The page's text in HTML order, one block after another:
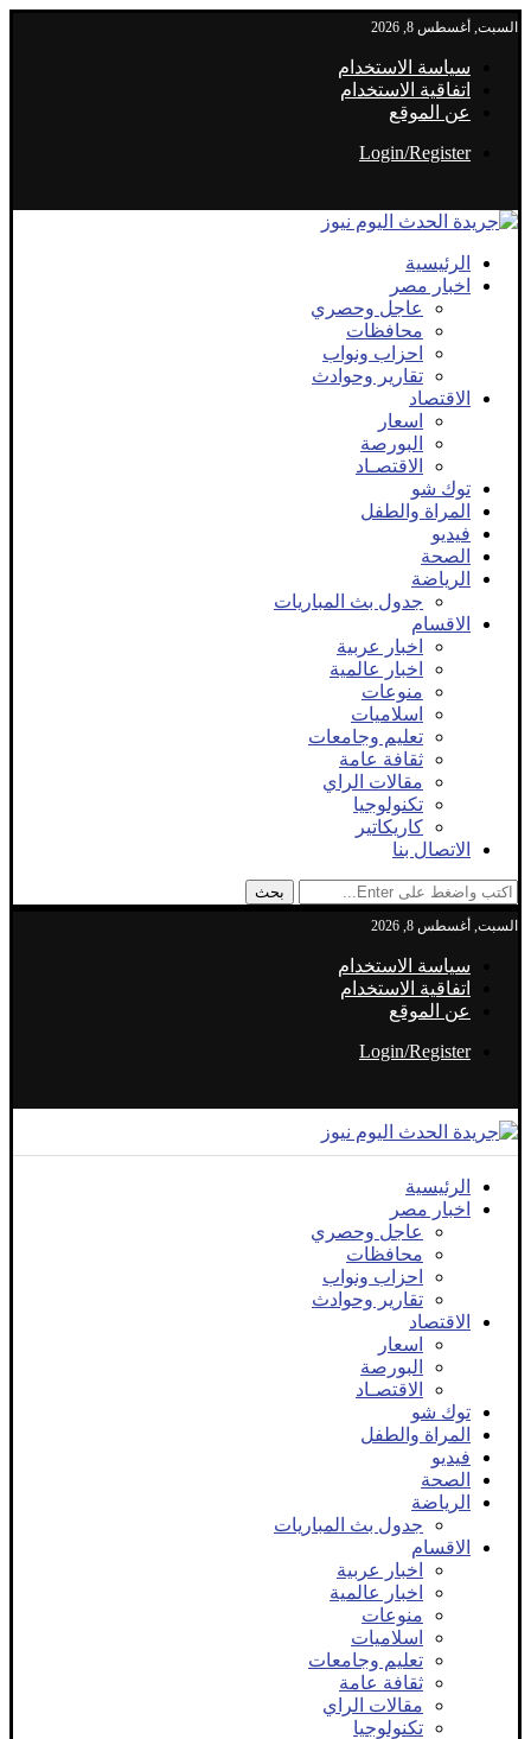
السبت, أغسطس 8, 2026
سياسة الاستخدام
اتفاقية الاستخدام
عن الموقع
Login/Register
الرئيسية
اخبار مصر
عاجل وحصري
محافظات
احزاب ونواب
تقارير وحوادث
الاقتصاد
اسعار
البورصة
الاقتصـاد
توك شو
المراة والطفل
فيديو
الصحة
الرياضة
جدول بث المباريات
الاقسام
اخبار عربية
اخبار عالمية
منوعات
اسلاميات
تعليم وجامعات
ثقافة عامة
مقالات الراي
تكنولوجيا
كاريكاتير
الاتصال بنا
بحث
السبت, أغسطس 8, 2026
سياسة الاستخدام
اتفاقية الاستخدام
عن الموقع
Login/Register
الرئيسية
اخبار مصر
عاجل وحصري
محافظات
احزاب ونواب
تقارير وحوادث
الاقتصاد
اسعار
البورصة
الاقتصـاد
توك شو
المراة والطفل
فيديو
الصحة
الرياضة
جدول بث المباريات
الاقسام
اخبار عربية
اخبار عالمية
منوعات
اسلاميات
تعليم وجامعات
ثقافة عامة
مقالات الراي
تكنولوجيا